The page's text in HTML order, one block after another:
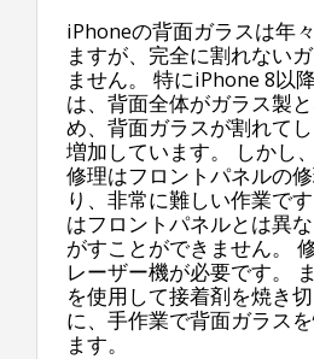
iPhoneの背面ガラスは年
ますが、完全に割れない
ません。 特にiPhone 8以
は、背面全体がガラス製
め、背面ガラスが割れて
増加しています。 しかし
修理はフロントパネルの
り、非常に難しい作業で
はフロントパネルとは異
がすことができません。
レーザー機が必要です。
を使用して接着剤を焼き
に、手作業で背面ガラス
ます。